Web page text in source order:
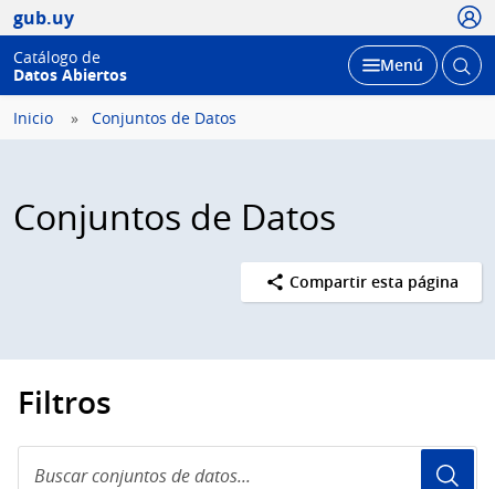
gub.uy
Catálogo de
Datos Abiertos
Desplegar
Menú Abrir
Inicio Conjuntos de Datos
Conjuntos de Datos
Compartir esta página
Filtros
conjuntos